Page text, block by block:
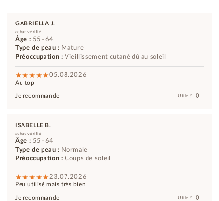
GABRIELLA J.
achat vérifié
Âge : 55–64
Type de peau : Mature
Préoccupation : Vieillissement cutané dû au soleil
05.08.2026
Au top
Je recommande Utile ? 0
ISABELLE B.
achat vérifié
Âge : 55–64
Type de peau : Normale
Préoccupation : Coups de soleil
23.07.2026
Peu utilisé mais très bien
Je recommande Utile ? 0